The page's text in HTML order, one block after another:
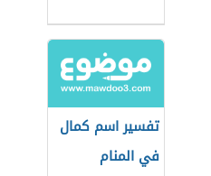
تفسير اسم كمال
في المنام